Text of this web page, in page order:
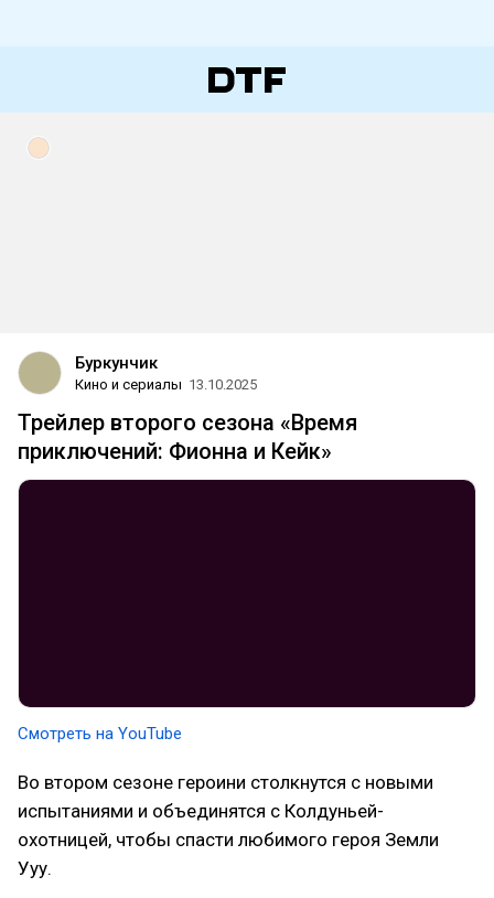
Буркунчик
Кино и сериалы 13.10.2025
Трейлер второго сезона «Время
приключений: Фионна и Кейк»
Смотреть на YouTube
Во втором сезоне героини столкнутся с новыми
испытаниями и объединятся с Колдуньей-
охотницей, чтобы спасти любимого героя Земли
Ууу.